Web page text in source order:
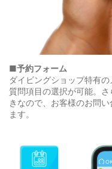
■予約フォーム
ダイビングショップ特有
質問項目の選択が可能。
きなので、お客様のお問
ます。